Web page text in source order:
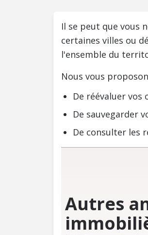
Il se peut que vous
certaines villes ou
l'ensemble du
Nous vous
De réévaluer
De sauvegarder
De consulter les
Autres